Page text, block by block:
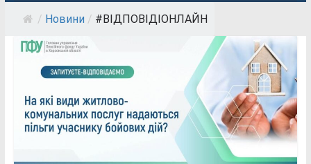
/ Новини / #ВІДПОВІДІОНЛАЙН